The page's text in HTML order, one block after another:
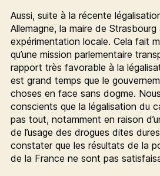
Aussi, suite à la récente
Allemagne, la maire de
expérimentation locale. Cela fait
qu’une mission parlementaire
rapport très favorable à la
est grand temps que le
choses en face sans dogme.
conscients que la légalisation du
pas tout, notamment en raison
de l’usage des drogues dites
constater que les résultats de la
de la France ne sont pas